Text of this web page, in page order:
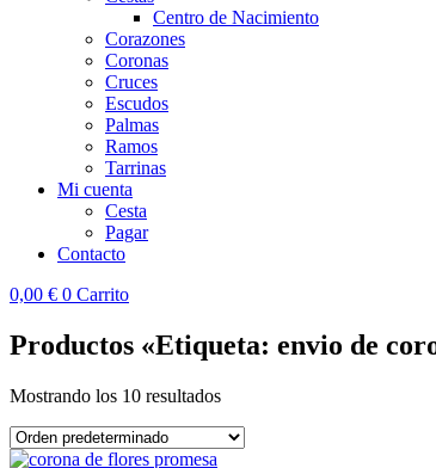
Centro de Nacimiento
Corazones
Coronas
Cruces
Escudos
Palmas
Ramos
Tarrinas
Mi cuenta
Cesta
Pagar
Contacto
0,00 € 0 Carrito
Productos «Etiqueta: envio de
Mostrando los 10 resultados